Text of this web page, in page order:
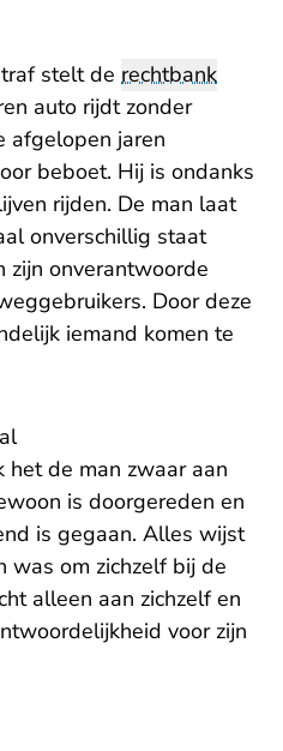
stelt de rechtbank
auto rijdt zonder
afgelopen jaren
beboet. Hij is ondanks
rijden. De man laat
onverschillig staat
zijn onverantwoorde
Door deze
iemand komen te
het de man zwaar aan
is doorgereden en
is gegaan. Alles wijst
was om zichzelf bij de
alleen aan zichzelf en
voor zijn